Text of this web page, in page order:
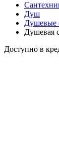
Душ
Душевые
Душевая
Доступно в